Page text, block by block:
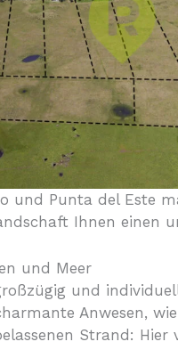
und Punta del Este
Ihnen einen
und Meer
und
Anwesen,
Strand: Hier